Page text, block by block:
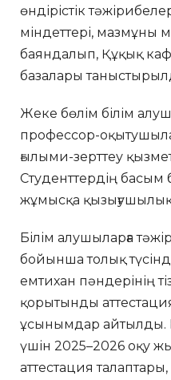
өндірістік
міндеттері,
баяндалып, Құқық
базалары
Жеке бөлім білім
профессор-
ғылыми-зерттеу
Студенттердің басым
жұмысқа қызығушылық
Білім алушыларға
бойынша толық
емтихан пәндерінің
қорытынды
ұсынымдар айтылды.
үшін 2025–2026 оқу
аттестация